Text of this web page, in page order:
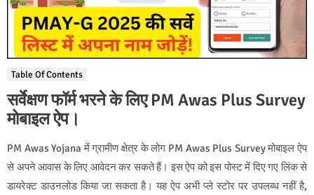
Table Of Contents
सर्वेक्षण फॉर्म भरने के लिए PM Awas Plus Survey
मोबाइल ऐप।
PM Awas Yojana में ग्रामीण क्षेत्र के लोग PM Awas Plus Survey मोबाइल ऐप
से अपने आवास के लिए आवेदन कर सकते हैं। इस ऐप को इस पोस्ट में दिए गए लिंक से
डायरेक्ट डाउनलोड किया जा सकता है। यह ऐप अभी प्ले स्टोर पर उपलब्ध नहीं है,